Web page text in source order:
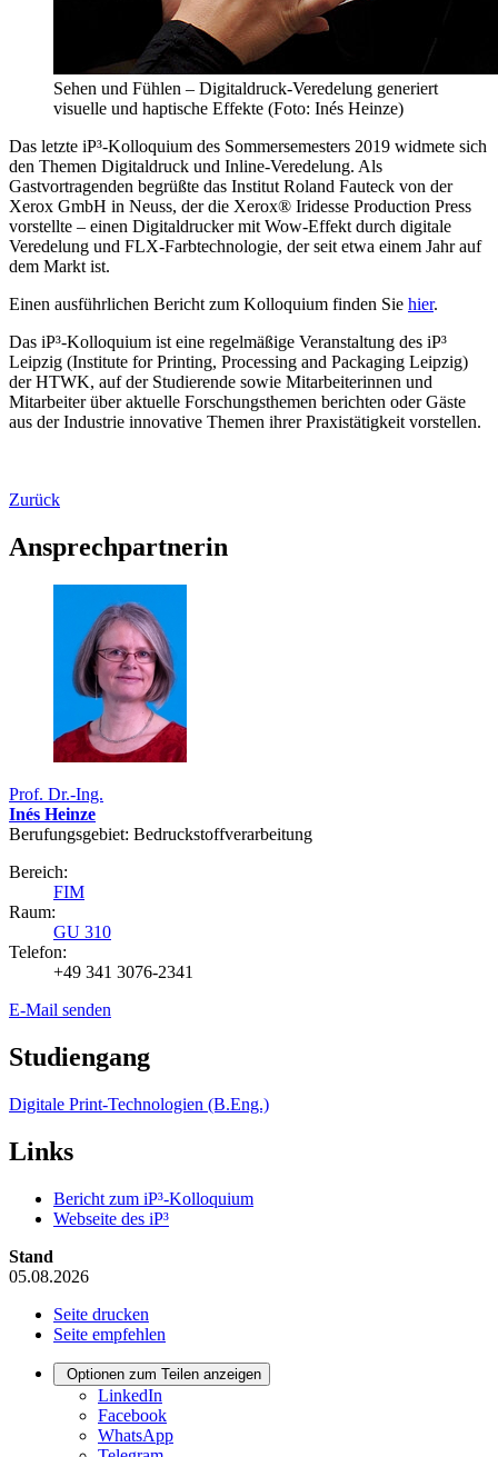
Sehen und Fühlen – Digitaldruck-Veredelung generiert
visuelle und haptische Effekte (Foto: Inés Heinze)
Das letzte iP³-Kolloquium des Sommersemesters 2019 widmete sich
den Themen Digitaldruck und Inline-Veredelung. Als
Gastvortragenden begrüßte das Institut Roland Fauteck von der
Xerox GmbH in Neuss, der die Xerox® Iridesse Production Press
vorstellte – einen Digitaldrucker mit Wow-Effekt durch digitale
Veredelung und FLX-Farbtechnologie, der seit etwa einem Jahr auf
dem Markt ist.
Einen ausführlichen Bericht zum Kolloquium finden Sie hier.
Das iP³-Kolloquium ist eine regelmäßige Veranstaltung des iP³
Leipzig (Institute for Printing, Processing and Packaging Leipzig)
der HTWK, auf der Studierende sowie Mitarbeiterinnen und
Mitarbeiter über aktuelle Forschungsthemen berichten oder Gäste
aus der Industrie innovative Themen ihrer Praxistätigkeit vorstellen.
Zurück
Ansprechpartnerin
Prof. Dr.-Ing.
Inés Heinze
Berufungsgebiet: Bedruck­stoff­verarbeitung
Bereich:
FIM
Raum:
GU 310
Telefon:
+49 341 3076-2341
E-Mail senden
Studiengang
Digitale Print-Technologien (B.Eng.)
Links
Bericht zum iP³-Kolloquium
Webseite des iP³
Stand
05.08.2026
Seite drucken
Seite empfehlen
Optionen zum Teilen anzeigen
LinkedIn
Facebook
WhatsApp